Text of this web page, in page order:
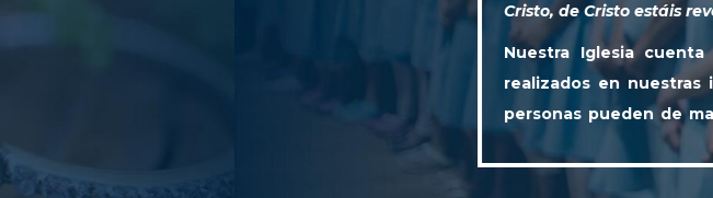
Cristo, de Cristo estáis revestidos”. (Gálatas 3:26-27)
Nuestra Iglesia cuenta con jornadas de bautizos
realizados en nuestras instalaciones, en donde las
personas pueden de manera presencial, realizar un